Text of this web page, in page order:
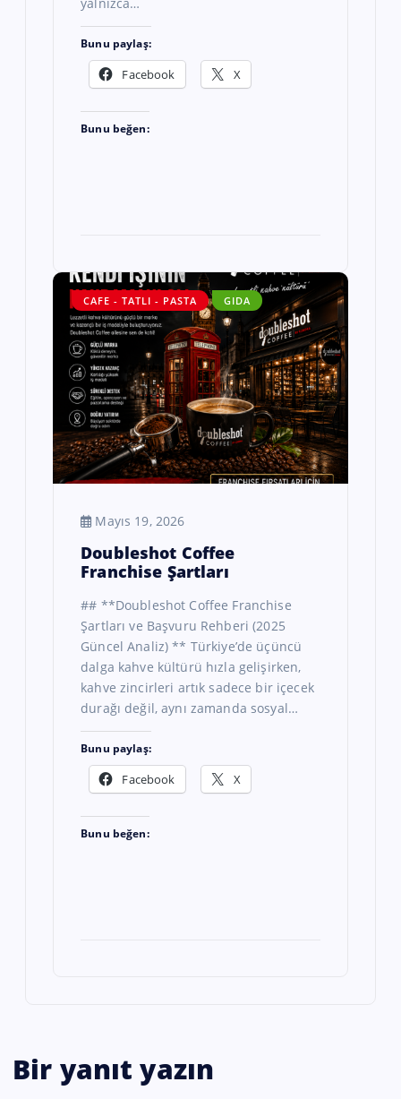
Bunu paylaş:
Facebook X
Bunu beğen:
CAFE - TATLI - PASTA GIDA
Mayıs 19, 2026
Doubleshot Coffee
Franchise Şartları
## **Doubleshot Coffee Franchise
Şartları ve Başvuru Rehberi (2025
Güncel Analiz) ** Türkiye’de üçüncü
dalga kahve kültürü hızla gelişirken,
kahve zincirleri artık sadece bir içecek
durağı değil, aynı zamanda sosyal…
Bunu paylaş:
Facebook X
Bunu beğen:
Bir yanıt yazın